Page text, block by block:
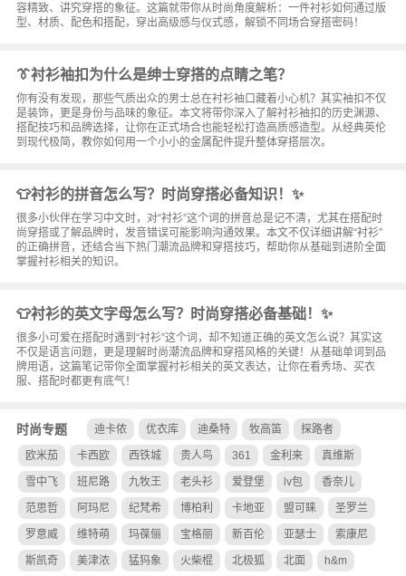
容精致、讲究穿搭的象征。这篇就带你从时尚角度解析：一件衬衫如何通过版
型、材质、配色和搭配，穿出高级感与仪式感，解锁不同场合穿搭密码！
👔衬衫袖扣为什么是绅士穿搭的点睛之笔？
你有没有发现，那些气质出众的男士总在衬衫袖口藏着小心机？其实袖扣不仅
是装饰，更是身份与品味的象征。本文将带你深入了解衬衫袖扣的历史渊源、
搭配技巧和品牌选择，让你在正式场合也能轻松打造高质感造型。从经典英伦
到现代极简，教你如何用一个小小的金属配件提升整体穿搭层次。
👕衬衫的拼音怎么写？时尚穿搭必备知识！✨
很多小伙伴在学习中文时，对“衬衫”这个词的拼音总是记不清，尤其在搭配时
尚穿搭或了解品牌时，发音错误可能影响沟通效果。本文不仅详细讲解“衬衫”
的正确拼音，还结合当下热门潮流品牌和穿搭技巧，帮助你从基础到进阶全面
掌握衬衫相关的知识。
👕衬衫的英文字母怎么写？时尚穿搭必备基础！✨
很多小可爱在搭配时遇到“衬衫”这个词，却不知道正确的英文怎么说？其实这
不仅是语言问题，更是理解时尚潮流品牌和穿搭风格的关键！从基础单词到品
牌用语，这篇笔记带你全面掌握衬衫相关的英文表达，让你在看秀场、买衣
服、搭配时都更有底气！
时尚专题 迪卡侬 优衣库 迪桑特 牧高笛 探路者
欧米茄 卡西欧 西铁城 贵人鸟 361 金利来 真维斯
雪中飞 班尼路 九牧王 老头衫 爱登堡 lv包 香奈儿
范思哲 阿玛尼 纪梵希 博柏利 卡地亚 盟可睐 圣罗兰
罗意威 维特萌 玛葆俪 宝格丽 新百伦 亚瑟士 索康尼
斯凯奇 美津浓 猛犸象 火柴棍 北极狐 北面 h&m